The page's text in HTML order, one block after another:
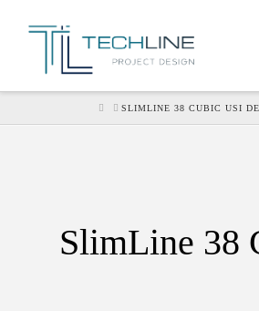
HOMESLIMLINE 38 CUBIC USI
SlimLine 38